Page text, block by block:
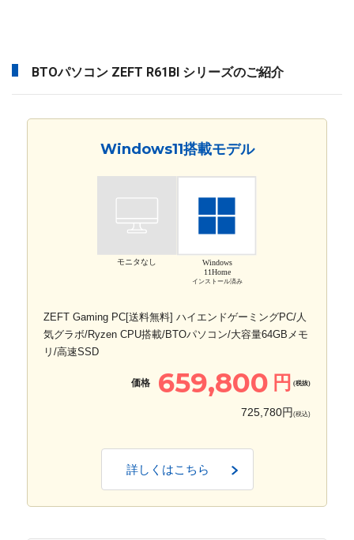
BTOパソコン ZEFT R61BI シリーズのご紹介
Windows11搭載モデル
モニタなし
Windows
11Home
インストール済み
ZEFT Gaming PC[送料無料] ハイエンドゲーミングPC/人
気グラボ/Ryzen CPU搭載/BTOパソコン/大容量64GBメモ
リ/高速SSD
価格 659,800 円 (税抜)
725,780円 (税込)
詳しくはこちら